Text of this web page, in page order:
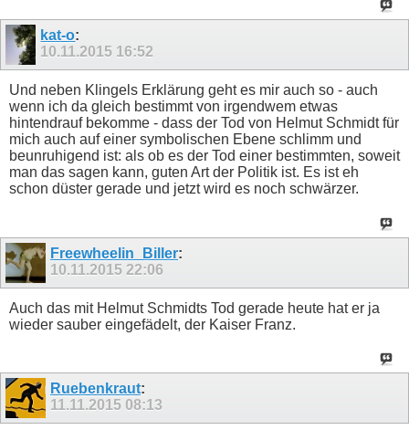
kat-o:
10.11.2015 16:52
Und neben Klingels Erklärung geht es mir auch so - auch
wenn ich da gleich bestimmt von irgendwem etwas
hintendrauf bekomme - dass der Tod von Helmut Schmidt für
mich auch auf einer symbolischen Ebene schlimm und
beunruhigend ist: als ob es der Tod einer bestimmten, soweit
man das sagen kann, guten Art der Politik ist. Es ist eh
schon düster gerade und jetzt wird es noch schwärzer.
Freewheelin_Biller:
10.11.2015 22:06
Auch das mit Helmut Schmidts Tod gerade heute hat er ja
wieder sauber eingefädelt, der Kaiser Franz.
Ruebenkraut:
11.11.2015 08:13